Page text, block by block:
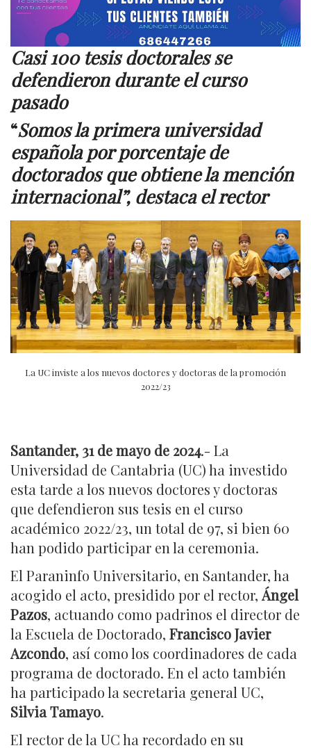
Casi 100 tesis doctorales se
defendieron durante el curso
pasado
“Somos la primera universidad
española por porcentaje de
doctorados que obtiene la mención
internacional”, destaca el rector
La UC inviste a los nuevos doctores y doctoras de la promoción
2022/23
Santander, 31 de mayo de 2024.- La
Universidad de Cantabria (UC) ha investido
esta tarde a los nuevos doctores y doctoras
que defendieron sus tesis en el curso
académico 2022/23, un total de 97, si bien 60
han podido participar en la ceremonia.
El Paraninfo Universitario, en Santander, ha
acogido el acto, presidido por el rector, Ángel
Pazos, actuando como padrinos el director de
la Escuela de Doctorado, Francisco Javier
Azcondo, así como los coordinadores de cada
programa de doctorado. En el acto también
ha participado la secretaria general UC,
Silvia Tamayo.
El rector de la UC ha recordado en su